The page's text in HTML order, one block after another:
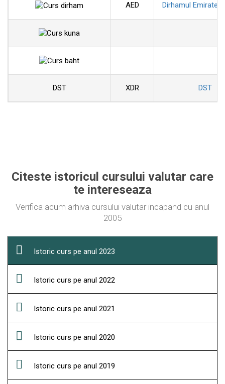
AED Dirhamul
DST XDR DST
Citeste istoricul cursului valutar care
te intereseaza
Verifica acum arhiva cursului valutar incapand cu anul
2005
Istoric curs pe anul 2023
Istoric curs pe anul 2022
Istoric curs pe anul 2021
Istoric curs pe anul 2020
Istoric curs pe anul 2019